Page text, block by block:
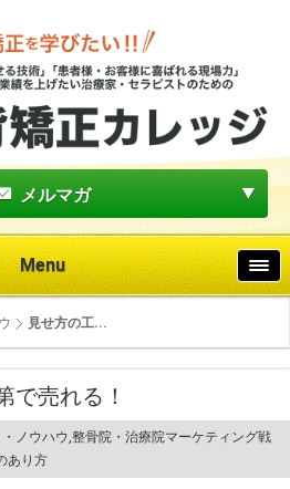
メルマガ
Menu
見せ方の工...
で売れる！
ノウハウ 整骨院・治療院マーケティング戦
あり方